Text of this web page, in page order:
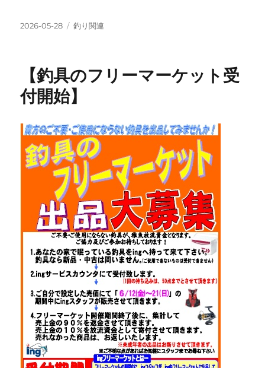
投
2026-05-28
カ
ー
釣り関連
【釣具のフリーマーケット受
付開始】